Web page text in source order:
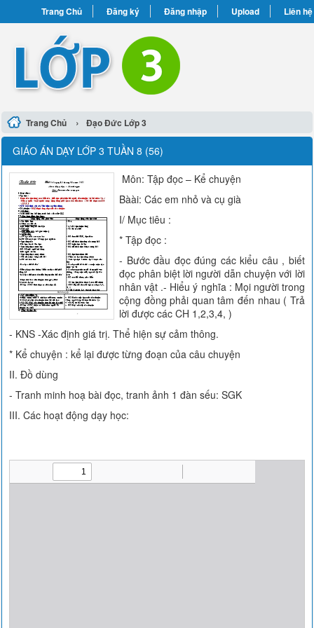
Trang Chủ Đăng ký Đăng nhập Upload Liên hệ
Trang Chủ › Đạo Đức Lớp 3
GIÁO ÁN DẠY LỚP 3 TUẦN 8 (56)
Môn: Tập đọc – Kể chuyện
Bàài: Các em nhỏ và cụ già
I/ Mục tiêu :
* Tập đọc :
- Bước đầu đọc đúng các kiểu câu , biết
đọc phân biệt lời người dẫn chuyện với lời
nhân vật .- Hiểu ý nghĩa : Mọi người trong
cộng đồng phải quan tâm đến nhau ( Trả
lời được các CH 1,2,3,4, )
- KNS -Xác định giá trị. Thể hiện sự cảm thông.
* Kể chuyện : kể lại được từng đoạn của câu chuyện
II. Đồ dùng
- Tranh minh hoạ bài đọc, tranh ảnh 1 đàn sếu: SGK
III. Các hoạt động dạy học: